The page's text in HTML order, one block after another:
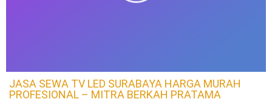
JASA SEWA TV LED SURABAYA HARGA MURAH
PROFESIONAL – MITRA BERKAH PRATAMA